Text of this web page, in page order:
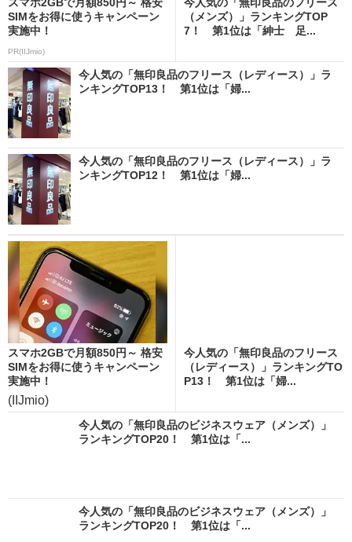
SIMをお得に使うキャンペーン
実施中！
PR(IIJmio)
（メンズ）」ランキングTOP
7！ 第1位は「紳士 足...
今人気の「無印良品のフリース（レディース）」ラ
ンキングTOP13！ 第1位は「婦...
今人気の「無印良品のフリース（レディース）」ラ
ンキングTOP12！ 第1位は「婦...
スマホ2GBで月額850円～ 格安
SIMをお得に使うキャンペーン
実施中！
(IIJmio)
今人気の「無印良品のフリース
（レディース）」ランキングTO
P13！ 第1位は「婦...
今人気の「無印良品のビジネスウェア（メンズ）」
ランキングTOP20！ 第1位は「...
今人気の「無印良品のビジネスウェア（メンズ）」
ランキングTOP20！ 第1位は「...